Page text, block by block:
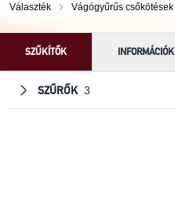
Választék Vágógyűrűs csőkötések
SZŰKÍTŐK INFORMÁCIÓK
SZŰRŐK 3